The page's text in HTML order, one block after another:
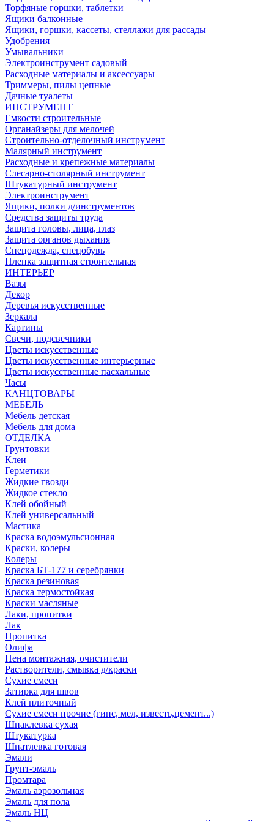
Торфяные горшки, таблетки
Ящики балконные
Ящики, горшки, кассеты, стеллажи для рассады
Удобрения
Умывальники
Электроинструмент садовый
Расходные материалы и аксессуары
Триммеры, пилы цепные
Дачные туалеты
ИНСТРУМЕНТ
Емкости строительные
Органайзеры для мелочей
Строительно-отделочный инструмент
Малярный инструмент
Расходные и крепежные материалы
Слесарно-столярный инструмент
Штукатурный инструмент
Электроинструмент
Ящики, полки д/инструментов
Средства защиты труда
Защита головы, лица, глаз
Защита органов дыхания
Спецодежда, спецобувь
Пленка защитная строительная
ИНТЕРЬЕР
Вазы
Декор
Деревья искусственные
Зеркала
Картины
Свечи, подсвечники
Цветы искусственные
Цветы искусственные интерьерные
Цветы искусственные пасхальные
Часы
КАНЦТОВАРЫ
МЕБЕЛЬ
Мебель детская
Мебель для дома
ОТДЕЛКА
Грунтовки
Клеи
Герметики
Жидкие гвозди
Жидкое стекло
Клей обойный
Клей универсальный
Мастика
Краска водоэмульсионная
Краски, колеры
Колеры
Краска БТ-177 и серебрянки
Краска резиновая
Краска термостойкая
Краски масляные
Лаки, пропитки
Лак
Пропитка
Олифа
Пена монтажная, очистители
Растворители, смывка д/краски
Сухие смеси
Затирка для швов
Клей плиточный
Сухие смеси прочие (гипс, мел, известь,цемент...)
Шпаклевка сухая
Штукатурка
Шпатлевка готовая
Эмали
Грунт-эмаль
Промтара
Эмаль аэрозольная
Эмаль для пола
Эмаль НЦ